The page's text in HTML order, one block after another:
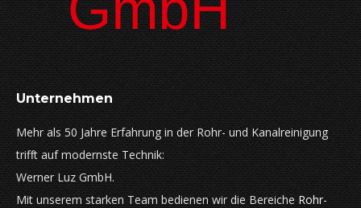
Unternehmen
Mehr als 50 Jahre Erfahrung in der Rohr- und Kanalreinigung
trifft auf modernste Technik:
Werner Luz GmbH.
Mit unserem starken Team bedienen wir die Bereiche Rohr-